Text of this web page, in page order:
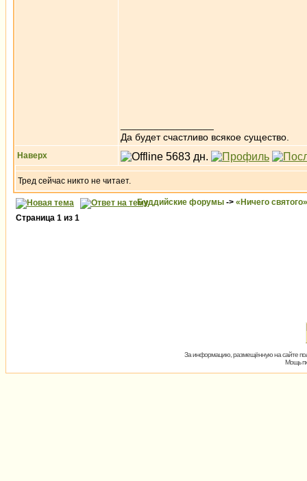
Да будет счастливо всякое существо.
Наверх
Тред сейчас никто не читает.
Буддийские форумы -> «Ничего святого»
Страница 1 из 1
За информацию, размещённую на сайте
Мощь